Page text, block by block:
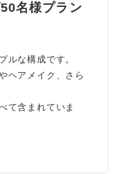
名様プラン
ルな構成です。
ヘアメイク、さら
て含まれていま